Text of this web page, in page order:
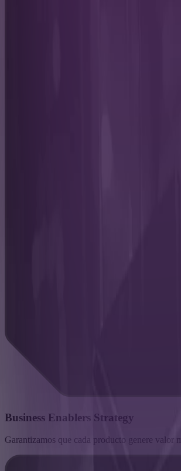
Business Enablers Strategy
Garantizamos que cada producto genere valor